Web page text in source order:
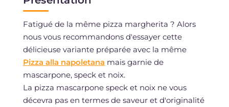
Fatigué de la même pizza margherita ? Alors
nous vous recommandons d'essayer cette
délicieuse variante préparée avec la même
Pizza alla napoletana mais garnie de
mascarpone, speck et noix.
La pizza mascarpone speck et noix ne vous
décevra pas en termes de saveur et d'originalité